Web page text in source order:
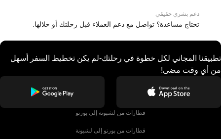
دعم بشري حقيقي
تحتاج مساعدة؟ تواصل مع دعم العملاء قبل رحلتك أو خلالها.
تطبيقنا المجاني لكل خطوة في رحلتك-لم يكن تخطيط السفر أسهل
من أي وقت مضى!
قطارات من لشبونة إلى بورتو
قطارات من بورتو إلى لشبونة